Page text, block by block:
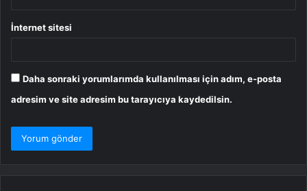
İnternet sitesi
Daha sonraki yorumlarımda kullanılması için adım, e-posta
adresim ve site adresim bu tarayıcıya kaydedilsin.